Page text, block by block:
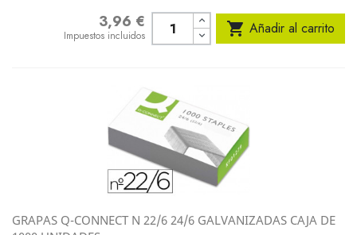
3,96 €
Impuestos incluidos  Añadir al carrito
GRAPAS Q-CONNECT N 22/6 24/6 GALVANIZADAS CAJA DE